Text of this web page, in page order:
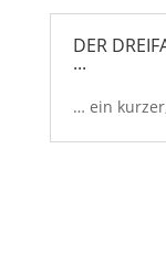
DER
...
… ein